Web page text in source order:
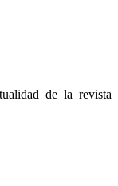
de la revista